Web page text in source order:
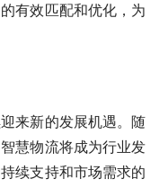
有效匹配和优化，为
来新的发展机遇。随
慧物流将成为行业发
续支持和市场需求的